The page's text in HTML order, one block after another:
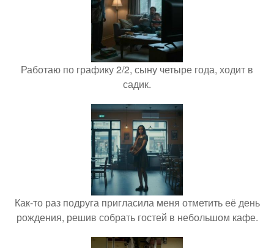
Работаю по графику 2/2, сыну четыре года, ходит в
садик.
Как-то раз подруга пригласила меня отметить её день
рождения, решив собрать гостей в небольшом кафе.